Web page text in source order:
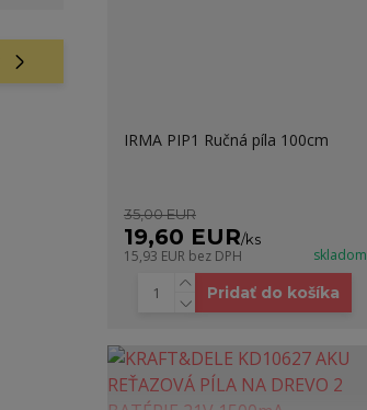
IRMA PIP1 Ručná píla 100cm
35,00 EUR
19,60 EUR/ks
15,93 EUR bez DPH skladom
Pridať do košíka